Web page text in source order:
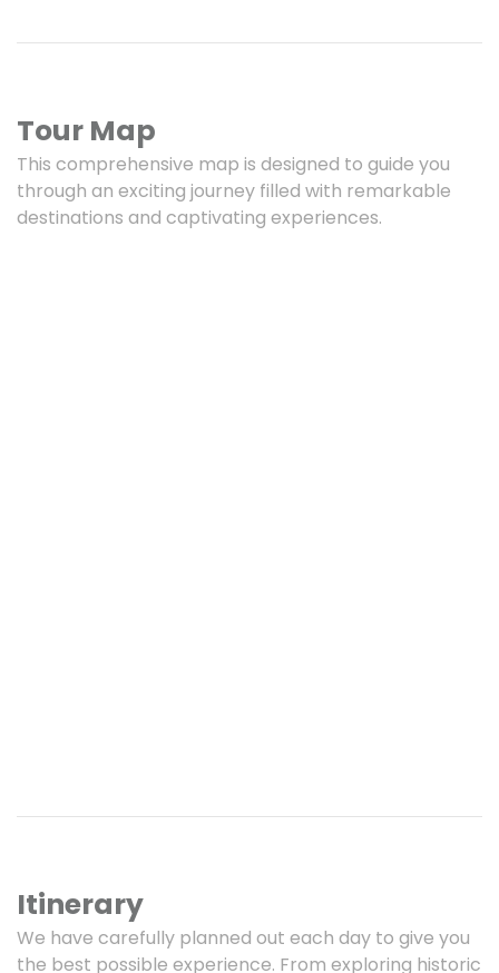
Tour Map
This comprehensive map is designed to guide you
through an exciting journey filled with remarkable
destinations and captivating experiences.
Itinerary
We have carefully planned out each day to give you
the best possible experience. From exploring historic